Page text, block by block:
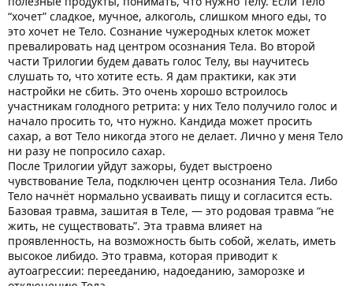
“хочет” сладкое, мучное, алкоголь, слишком много еды, то
это хочет не Тело. Сознание чужеродных клеток может
превалировать над центром осознания Тела. Во второй
части Трилогии будем давать голос Телу, вы научитесь
слушать то, что хотите есть. Я дам практики, как эти
настройки не сбить. Это очень хорошо встроилось
участникам голодного ретрита: у них Тело получило голос и
начало просить то, что нужно. Кандида может просить
сахар, а вот Тело никогда этого не делает. Лично у меня Тело
ни разу не попросило сахар.
После Трилогии уйдут зажоры, будет выстроено
чувствование Тела, подключен центр осознания Тела. Либо
Тело начнёт нормально усваивать пищу и согласится есть.
Базовая травма, зашитая в Теле, — это родовая травма “не
жить, не существовать”. Эта травма влияет на
проявленность, на возможность быть собой, желать, иметь
высокое либидо. Это травма, которая приводит к
аутоагрессии: перееданию, надоеданию, заморозке и